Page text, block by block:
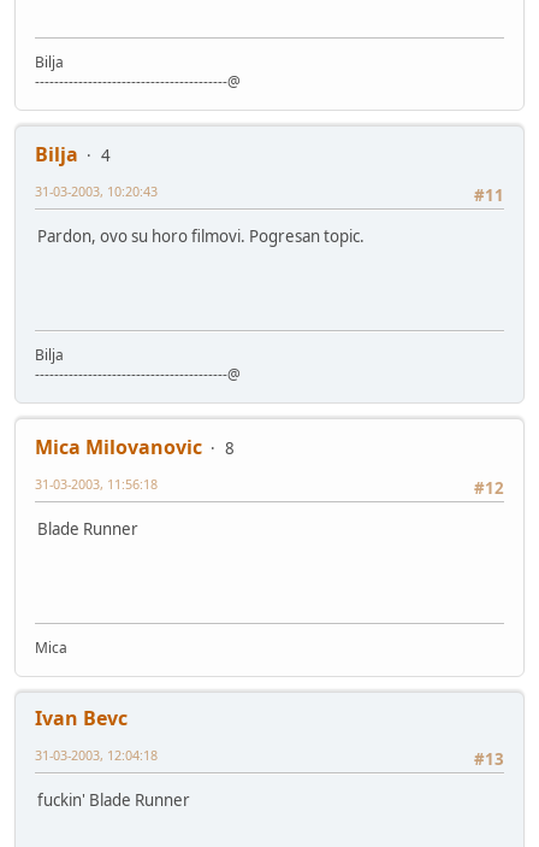
Bilja
----------------------------------------@
Bilja
4
#11
31-03-2003, 10:20:43
Pardon, ovo su horo filmovi. Pogresan topic.
Bilja
----------------------------------------@
Mica Milovanovic
8
#12
31-03-2003, 11:56:18
Blade Runner
Mica
Ivan Bevc
#13
31-03-2003, 12:04:18
fuckin' Blade Runner